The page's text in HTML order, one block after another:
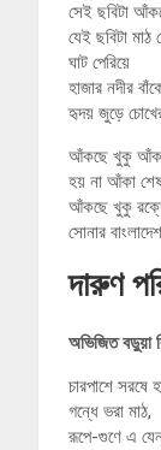
সেই ছবিটা
যেই ছবিটা মাঠ
ঘাট পেরিয়ে
হাজার নদীর
হৃদয় জুড়ে
আঁকছে খুকু
হয় না আঁকা
আঁকছে খুকু
সোনার
দারুণ
অভিজিত বড়ুয়া
চারপাশে সরষে
গন্ধে ভরা মাঠ,
রূপে-গুণে এ